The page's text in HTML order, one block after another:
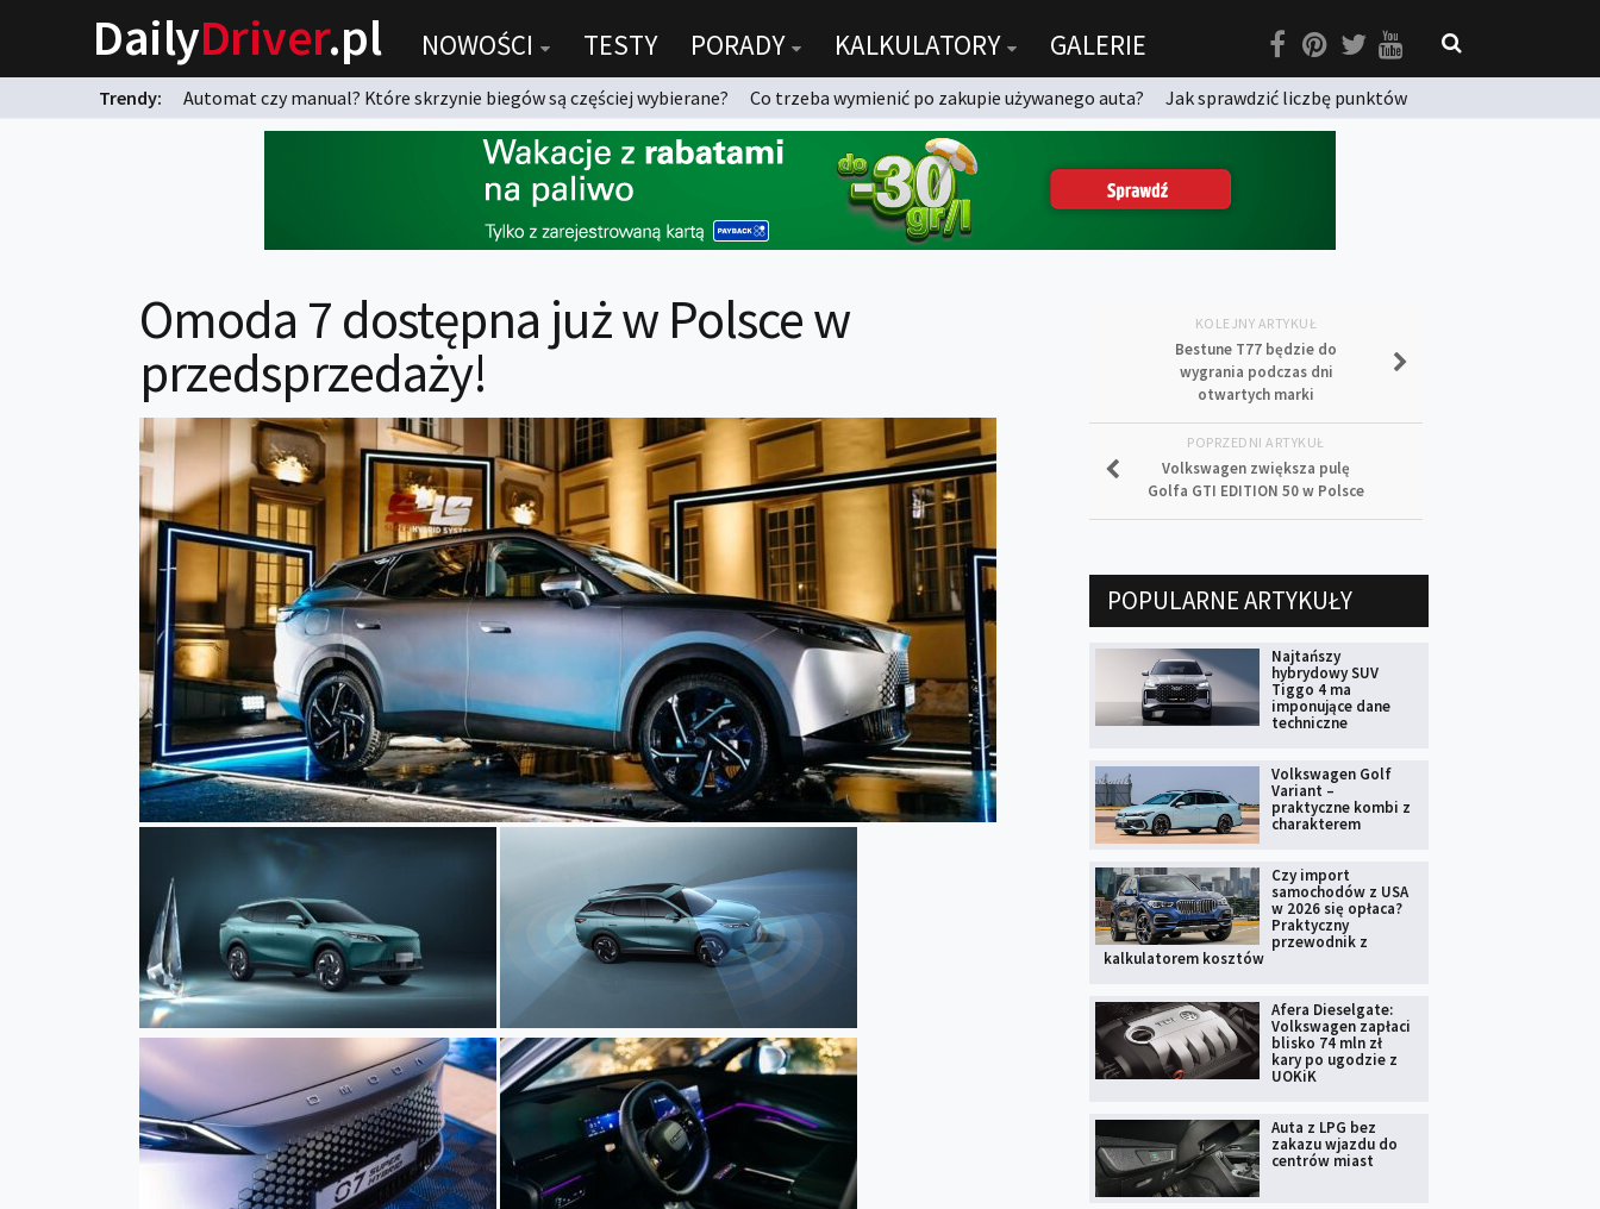
DailyDriver.pl NOWOŚCI TESTY PORADY KALKULATORY GALERIE
Trendy: Automat czy manual? Które skrzynie biegów są częściej wybierane? Co trzeba wymienić po zakupie używanego auta?
Jak sprawdzić liczbę punktów
Omoda 7 dostępna już w Polsce w
przedsprzedaży!
KOLEJNY ARTYKUŁ
Bestune T77 będzie do
wygrania podczas dni
otwartych marki
POPRZEDNI ARTYKUŁ
Volkswagen zwiększa pulę
Golfa GTI EDITION 50 w Polsce
POPULARNE ARTYKUŁY
Najtańszy
hybrydowy SUV
Tiggo 4 ma
imponujące dane
techniczne
Volkswagen Golf
Variant –
praktyczne kombi z
charakterem
Czy import
samochodów z USA
w 2026 się opłaca?
Praktyczny
przewodnik z
kalkulatorem kosztów
Afera Dieselgate:
Volkswagen zapłaci
blisko 74 mln zł
kary po ugodzie z
UOKiK
Auta z LPG bez
zakazu wjazdu do
centrów miast